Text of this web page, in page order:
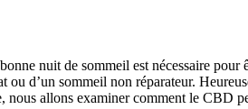
nuit de sommeil est nécessaire
d’un sommeil non réparateur.
allons examiner comment le CBD